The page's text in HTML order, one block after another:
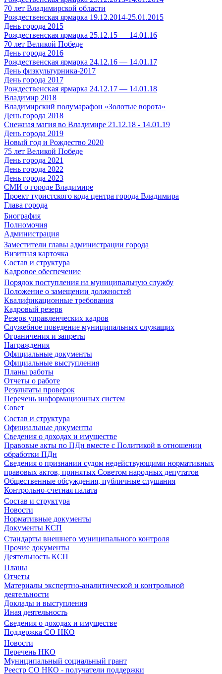
70 лет Владимирской области
Рождественская ярмарка 19.12.2014-25.01.2015
День города 2015
Рождественская ярмарка 25.12.15 — 14.01.16
70 лет Великой Победе
День города 2016
Рождественская ярмарка 24.12.16 — 14.01.17
День физкультурника-2017
День города 2017
Рождественская ярмарка 24.12.17 — 14.01.18
Владимир 2018
Владимирский полумарафон «Золотые ворота»
День города 2018
Снежная магия во Владимире 21.12.18 - 14.01.19
День города 2019
Новый год и Рождество 2020
75 лет Великой Победе
День города 2021
День города 2022
День города 2023
СМИ о городе Владимире
Проект туристского кода центра города Владимира
Глава города
Биография
Полномочия
Администрация
Заместители главы администрации города
Визитная карточка
Состав и структура
Кадровое обеспечение
Порядок поступления на муниципальную службу
Положение о замещении должностей
Квалификационные требования
Кадровый резерв
Резерв управленческих кадров
Служебное поведение муниципальных служащих
Ограничения и запреты
Награждения
Официальные документы
Официальные выступления
Планы работы
Отчеты о работе
Результаты проверок
Перечень информационных систем
Совет
Состав и структура
Официальные документы
Сведения о доходах и имуществе
Правовые акты по ПДн вместе с Политикой в отношении
обработки ПДн
Сведения о признании судом недействующими нормативных
правовых актов, принятых Советом народных депутатов
Общественные обсуждения, публичные слушания
Контрольно-счетная палата
Состав и структура
Новости
Нормативные документы
Документы КСП
Стандарты внешнего муниципального контроля
Прочие документы
Деятельность КСП
Планы
Отчеты
Материалы экспертно-аналитической и контрольной
деятельности
Доклады и выступления
Иная деятельность
Сведения о доходах и имуществе
Поддержка СО НКО
Новости
Перечень НКО
Муниципальный социальный грант
Реестр СО НКО - получатели поддержки